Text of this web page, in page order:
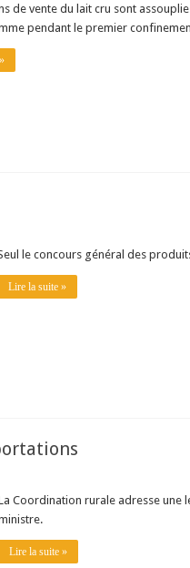
de vente du lait cru sont
pendant le premier
le concours général des
Lire la suite »
Coordination rurale adresse une
Lire la suite »